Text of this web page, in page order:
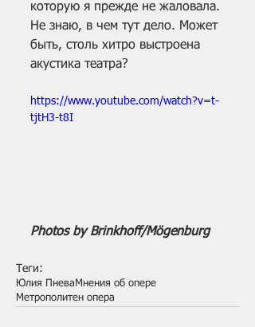
которую я прежде не жаловала.
Не знаю, в чем тут дело. Может
быть, столь хитро выстроена
акустика театра?
https://www.youtube.com/watch?v=t-
tjtH3-t8I
Photos by Brinkhoff/Mögenburg
Теги:
Юлия Пнева Мнения об опере
Метрополитен опера